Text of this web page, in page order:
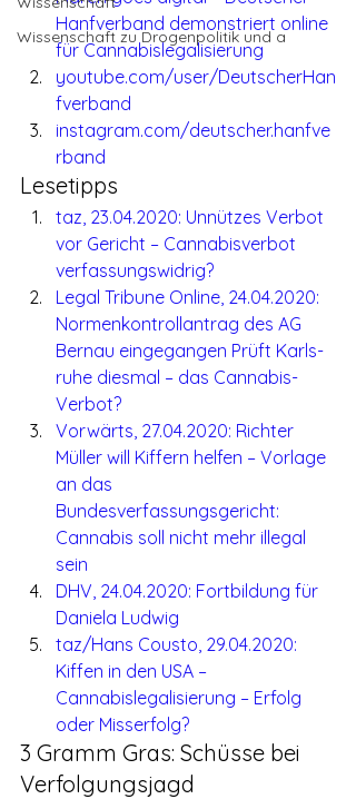
Wissenschaft zu Drogenpolitik und a
Hanfverband demonstriert online
für Cannabislegalisierung
youtube.com/user/DeutscherHan
fverband
instagram.com/deutscher.hanfve
rband
Lesetipps
taz, 23.04.2020: Unnützes Verbot
vor Gericht – Cannabisverbot
verfassungswidrig?
Legal Tribune Online, 24.04.2020:
Normenkontrollantrag des AG
Bernau eingegangen Prüft Karls­
ruhe diesmal – das Cannabis-
Verbot?
Vorwärts, 27.04.2020: Richter
Müller will Kiffern helfen – Vorlage
an das
Bundesverfassungsgericht:
Cannabis soll nicht mehr illegal
sein
DHV, 24.04.2020: Fortbildung für
Daniela Ludwig
taz/Hans Cousto, 29.04.2020:
Kiffen in den USA –
Cannabislegalisierung – Erfolg
oder Misserfolg?
3 Gramm Gras: Schüsse bei
Verfolgungsjagd